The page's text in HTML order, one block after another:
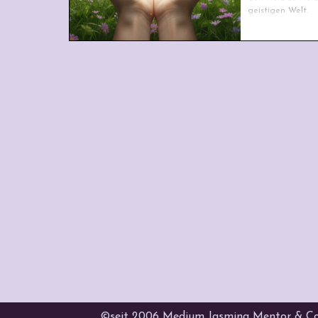
geistigen Welt.